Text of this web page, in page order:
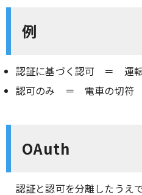
例
認証に基づく認可 ＝ 運
認可のみ ＝ 電車の切符
OAuth
認証と認可を分離したうえ